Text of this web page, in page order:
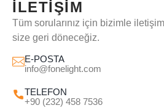
İLETIŞIM
Tüm sorularınız için bizimle
size geri döneceğiz.
E-POSTA
info@fonelight.com
TELEFON
+90 (232) 458 7536